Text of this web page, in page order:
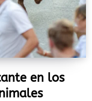
en los